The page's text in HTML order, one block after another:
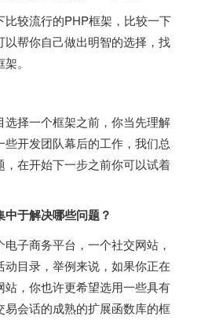
比较流行的PHP框架，比较一下
以帮你自己做出明智的选择，找
。
选择一个框架之前，你当先理解
些开发团队幕后的工作，我们总
，在开始下一步之前你可以试着
于解决哪些问题？
子商务平台，一个社交网站，
动目录，举例来说，如果你正在
站，你也许更希望选用一些具有
易会话的成熟的扩展函数库的框